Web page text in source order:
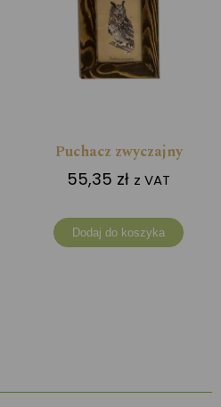
Puchacz zwyczajny
55,35 zł z VAT
Dodaj do koszyka